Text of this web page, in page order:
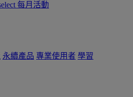
每月活動
永續產品 專業使用者 學習